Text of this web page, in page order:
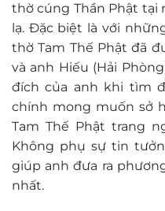
thờ cúng Thần Phật tại
lạ. Đặc biệt là với
thờ Tam Thế Phật đã
và anh Hiếu (Hải
đích của anh khi tìm
chính mong muốn sở
Tam Thế Phật trang
Không phụ sự tin
giúp anh đưa ra
nhất.